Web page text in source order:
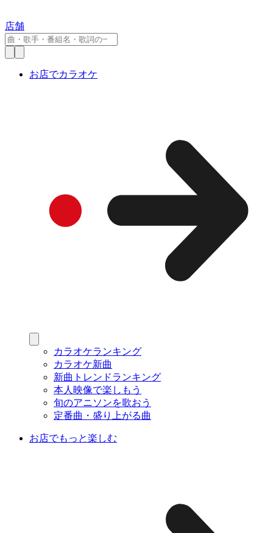
店舗
お店でカラオケ
カラオケランキング
カラオケ新曲
新曲トレンドランキング
本人映像で楽しもう
旬のアニソンを歌おう
定番曲・盛り上がる曲
お店でもっと楽しむ